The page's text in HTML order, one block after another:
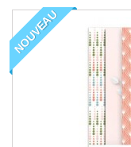
NOUVEAU